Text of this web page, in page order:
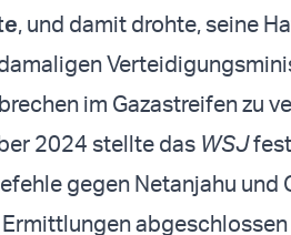
, und damit drohte, seine
im Gazastreifen zu
2024 stellte das WSJ
gegen Netanjahu und
abgeschlossen